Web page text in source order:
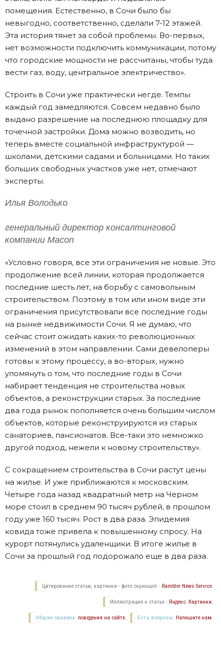
помещения. Естественно, в Сочи было бы
невыгодно, соответственно, сделали 7-12 этажей.
Эта история тянет за собой проблемы. Во-первых,
нет возможности подключить коммуникации, потому
что городские мощности не рассчитаны, чтобы туда
вести газ, воду, центральное электричество».
Строить в Сочи уже практически негде. Темпы
каждый год замедляются. Совсем недавно было
выдано разрешение на последнюю площадку для
точечной застройки. Дома можно возводить, но
теперь вместе социальной инфраструктурой —
школами, детскими садами и больницами. Но таких
больших свободных участков уже нет, отмечают
эксперты.
Илья Володько
генеральный директор консалтинговой
компании Macon
«Условно говоря, все эти ограничения не новые. Это
продолжение всей линии, которая продолжается
последние шесть лет, на борьбу с самовольным
строительством. Поэтому в том или ином виде эти
ограничения присутствовали все последние годы
на рынке недвижимости Сочи. Я не думаю, что
сейчас стоит ожидать каких-то революционных
изменений в этом направлении. Сами девелоперы
готовы к этому процессу, а во-вторых, нужно
упомянуть о том, что последние годы в Сочи
набирает тенденция не строительства новых
объектов, а реконструкции старых. За последние
два года рынок пополняется очень большим числом
объектов, которые реконструируются из старых
санаториев, пансионатов. Все-таки это немножко
другой подход, нежели к новому строительству».
С сокращением строительства в Сочи растут цены
на жилье. И уже приближаются к московским.
Четыре года назад квадратный метр на Черном
море стоил в среднем 90 тысяч рублей, в прошлом
году уже 160 тысяч. Рост в два раза. Эпидемия
ковида тоже привела к повышенному спросу. На
курорт потянулись удаленщики. В итоге жилье в
Сочи за прошлый год подорожало еще в два раза.
Цитирование статьи, картинки - фото скриншот - Rambler News Service.
Иллюстрация к статье - Яндекс. Картинки.
Есть вопросы. Напишите нам.
Общие правила поведения на сайте.